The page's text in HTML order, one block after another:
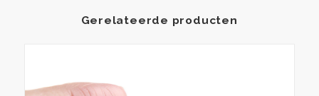
Gerelateerde producten